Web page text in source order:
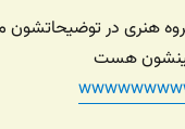
هنری در
هست